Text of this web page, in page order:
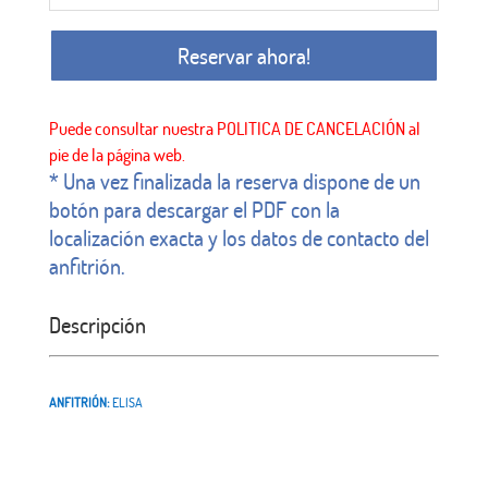
Reservar ahora!
* Una vez finalizada la reserva dispone de un
botón para descargar el PDF con la
localización exacta y los datos de contacto del
anfitrión.
Descripción
ANFITRIÓN:ELISA